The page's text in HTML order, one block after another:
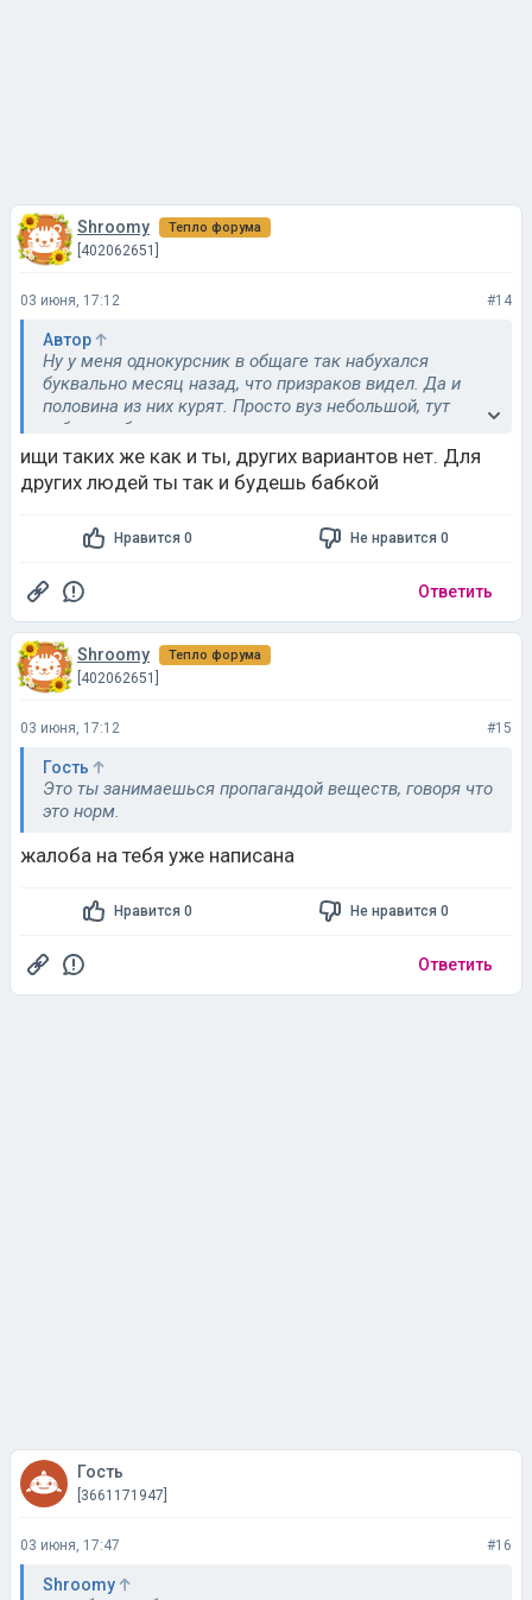
Shroomy Тепло форума
[402062651]
03 июня, 17:12 #14
Автор
Ну у меня однокурсник в общаге так набухался
буквально месяц назад, что призраков видел. Да и
половина из них курят. Просто вуз небольшой, тут
отбросов больше
ищи таких же как и ты, других вариантов нет. Для
других людей ты так и будешь бабкой
Нравится 0 Не нравится 0
Ответить
Shroomy Тепло форума
[402062651]
03 июня, 17:12 #15
Гость
Это ты занимаешься пропагандой веществ, говоря что
это норм.
жалоба на тебя уже написана
Нравится 0 Не нравится 0
Ответить
Гость
[3661171947]
03 июня, 17:47 #16
Shroomy